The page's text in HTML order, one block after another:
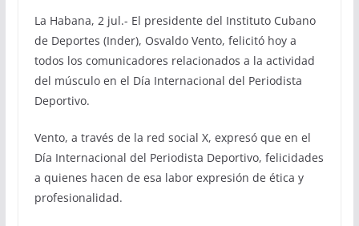
La Habana, 2 jul.- El presidente del Instituto Cubano
de Deportes (Inder), Osvaldo Vento, felicitó hoy a
todos los comunicadores relacionados a la actividad
del músculo en el Día Internacional del Periodista
Deportivo.
Vento, a través de la red social X, expresó que en el
Día Internacional del Periodista Deportivo, felicidades
a quienes hacen de esa labor expresión de ética y
profesionalidad.